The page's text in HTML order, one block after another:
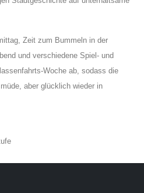
Zeit zum Bummeln in der
und verschiedene Spiel- und
Woche ab, sodass die
aber glücklich wieder in